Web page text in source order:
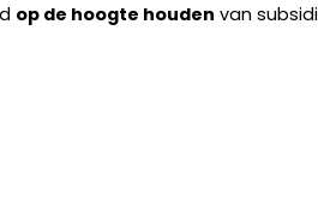
op de hoogte houden van